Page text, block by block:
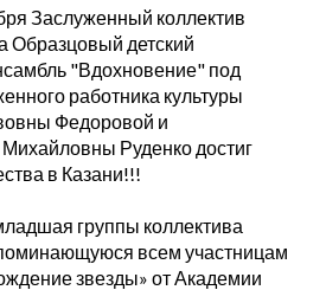
Заслуженный коллектив
Образцовый детский
"Вдохновение" под
работника культуры
Федоровой и
Руденко достиг
в Казани!!!
группы коллектива
всем участницам
звезды» от Академии